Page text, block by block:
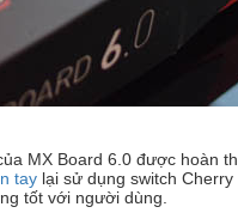
MX Board 6.0 được hoàn
tay lại sử dụng switch
tốt với người dùng.